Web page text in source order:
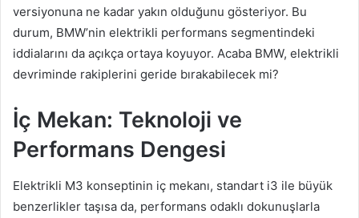
versiyonuna ne kadar yakın olduğunu gösteriyor. Bu
durum, BMW’nin elektrikli performans segmentindeki
iddialarını da açıkça ortaya koyuyor. Acaba BMW, elektrikli
devriminde rakiplerini geride bırakabilecek mi?
İç Mekan: Teknoloji ve
Performans Dengesi
Elektrikli M3 konseptinin iç mekanı, standart i3 ile büyük
benzerlikler taşısa da, performans odaklı dokunuşlarla